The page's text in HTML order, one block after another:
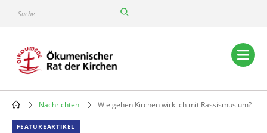
content
Suche
Main
navigation
Breadcrumb
Nachrichten Wie gehen Kirchen wirklich mit Rassismus um?
FEATUREARTIKEL